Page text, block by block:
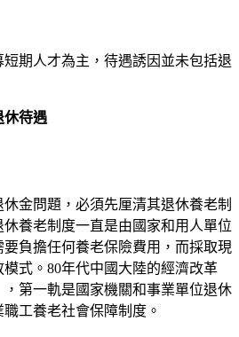
期人才為主，待遇誘因並未包括退
休待遇
金問題，必須先厘清其退休養老制
養老制度一直是由國家和用人單位
負擔任何養老保險費用，而採取現
式。80年代中國大陸的經濟改革
第一軌是國家機關和事業單位退休
工養老社會保障制度。